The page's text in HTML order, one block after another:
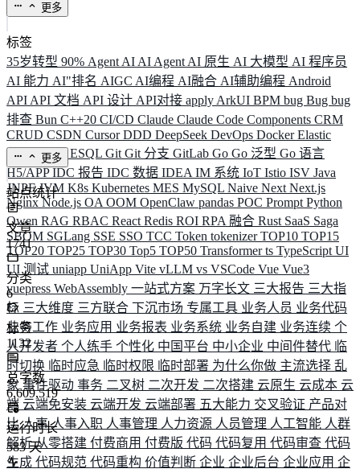
更多
标签
35岁转型 90% Agent AI AI Agent AI 原生 AI 大模型 AI 程序员
AI 能力 AI"排名 AIGC AI编程 AI融合 AI辅助编程 Android
API API 文档 API 设计 API对接 apply ArkUI BPM bug Bug bug
排查 Bun C++20 CI/CD Claude Claude Code Components CRM
CRUD CSDN CursorDDD DeepSeek DevOps DockerElastic
ELK ElysiaESQL Git Git 分支 GitLab Go Go 泛型 Go 语言
H5/APPIDC 报告 IDC 数据 IDEA IM 系统 IoT Istio ISV Java
JNPFJVM K8s Kubernetes MES MySQL Naive Next Next.js
NginxNode.js OA OOM OpenClaw pandas POC Prompt Python
Qwen RAG RBAC React Redis ROI RPA 融合 Rust SaaS Saga
SBOM SGLang SSE SSO TCC Token tokenizerTOP10 TOP15
TOP20 TOP25 TOP30 Top5 TOP50 Transformerts TypeScript UI
UI 测试 uniapp UniApp Vite vLLM vs VSCode Vue Vue3
vuepress WebAssembly 一站式方案 万字长文 三大报告 三大指
标 三大维度 三方联合 下沉市场 专属工具 业务人员 业务代码
业务工作 业务应用 业务报表 业务系统 业务自建 业务连续 个
人开发者 个人练手 个性化 中国平台 中小企业 中间件替代 临
时切换 临时应急 临时权限 临时部署 为什么你做 主流选择 乱
象 事件驱动 事务 二叉树 二次开发 二次搭建 云原生 云成本 云
端 云端免安装 云端开发 云端部署 五大能力 交叉验证 产品对
比人事人事入职 人事管理 人力资源 人员管理 人工智能 人群
解析从零搭建 付费商用 付费版 代码 代码复用 代码审查 代码
生成 代码规范 代码重构 价值判断 企业 企业后台 企业应用 企
更多
站点统计
文章
1741
分类
6
标签
1132
总字数
6,609,519
运行时长
583 天